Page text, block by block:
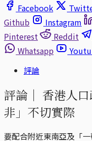
Facebook
Github
Instagram
Pinterest
Reddit
Whatsapp
評論
評論｜ 香港人
非」不切實際
要配合附近東南亞及「